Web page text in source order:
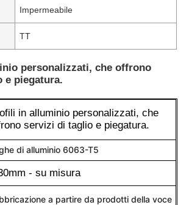
Impermeabile
TT
personalizzati, che offrono
e piegatura.
in alluminio personalizzati, che
servizi di taglio e piegatura.
di alluminio 6063-T5
- su misura
a partire da prodotti della voce